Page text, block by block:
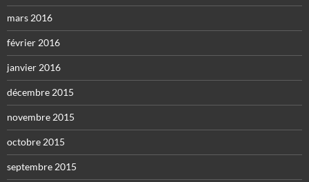
mars 2016
février 2016
janvier 2016
décembre 2015
novembre 2015
octobre 2015
septembre 2015